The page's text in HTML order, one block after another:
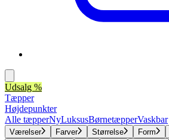
Udsalg %
Tæpper
Højdepunkter
Alle tæpperNyLuksusBørnetæpperVaskbar
Værelser Farver Størrelse Form